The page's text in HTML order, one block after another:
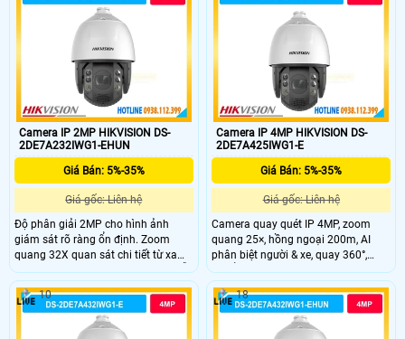
mù, bao quát toàn khu vực rộng.
Âm thanh 2 chiều với micro kép và
loa tích hợp.
Camera IP 2MP HIKVISION DS-
2DE7A232IWG1-EHUN
Giá Bán: 5%-35%
Giá gốc: Liên hệ
Độ phân giải 2MP cho hình ảnh
giám sát rõ ràng ổn định. Zoom
quang 32X quan sát chi tiết từ xa
khu vực rộng. Hồng ngoại 200m hỗ
trợ quan sát ban đêm hiệu quả cao.
Cảm biến 1/2.8" CMOS cho chất
lượng hình ảnh ổn định. Xoay 360°
PTZ linh hoạt bao quát toàn khu
Camera IP 4MP HIKVISION DS-
2DE7A425IWG1-E
Giá Bán: 5%-35%
Giá gốc: Liên hệ
Camera quay quét IP 4MP, zoom
quang 25×, hồng ngoại 200m, AI
phân biệt người & xe, quay 360°,
chuẩn IP67 ngoài trời.
10 18